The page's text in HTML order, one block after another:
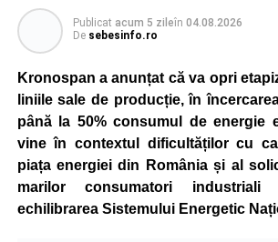
Publicat acum 5 zileîn 04.08.2026
De sebesinfo.ro
Kronospan a anunțat că va opri
liniile sale de producție, în
până la 50% consumul de energie
vine în contextul dificultăților cu
piața energiei din România și al
marilor consumatori
echilibrarea Sistemului Energetic